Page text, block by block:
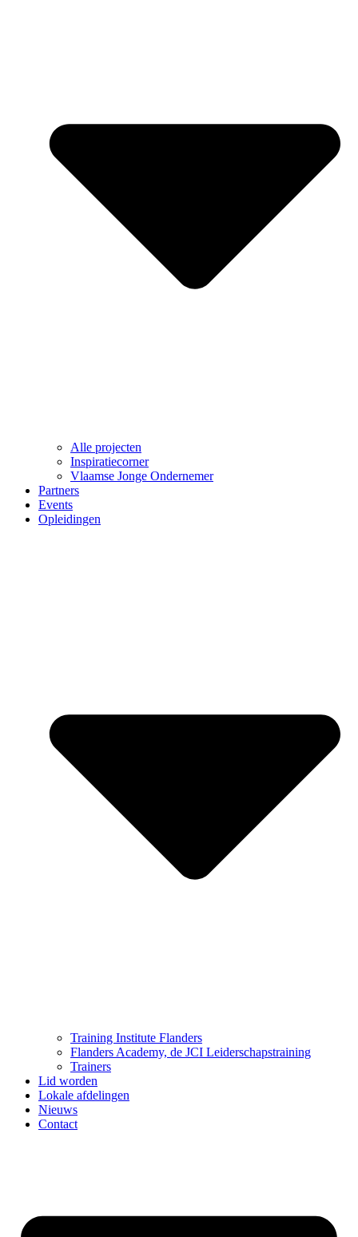
Alle projecten
Inspiratiecorner
Vlaamse Jonge Ondernemer
Partners
Events
Opleidingen
Training Institute Flanders
Flanders Academy, de JCI Leiderschapstraining
Trainers
Lid worden
Lokale afdelingen
Nieuws
Contact